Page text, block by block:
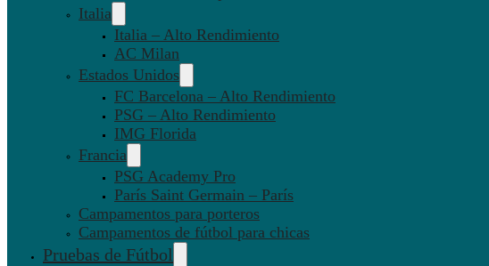
Italia
Italia – Alto Rendimiento
AC Milan
Estados Unidos
FC Barcelona – Alto Rendimiento
PSG – Alto Rendimiento
IMG Florida
Francia
PSG Academy Pro
París Saint Germain – París
Campamentos para porteros
Campamentos de fútbol para chicas
Pruebas de Fútbol